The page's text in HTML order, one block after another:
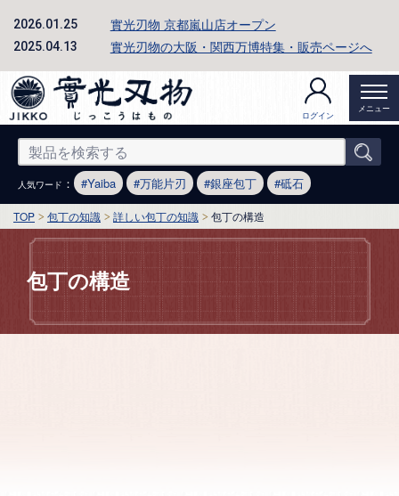
2026.01.25 實光刃物 京都嵐山店オープン
2025.04.13 實光刃物の大阪・関西万博特集・販売ページへ
ログイン
メニュー
人気ワード ： Yaiba 万能片刃 銀座包丁 砥石
TOP 包丁の知識 詳しい包丁の知識 包丁の構造
包丁の構造